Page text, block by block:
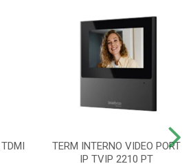
TERM INTERNO VIDEO PORT
IP TVIP 2210 PT